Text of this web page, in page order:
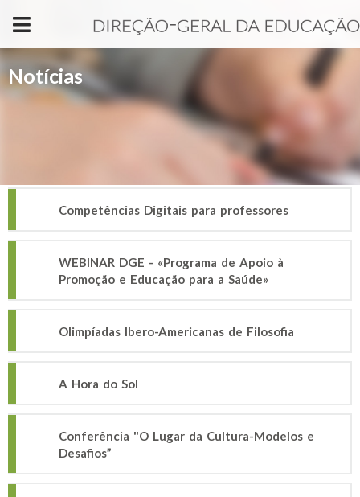
Notícias
Competências Digitais para professores
WEBINAR DGE - «Programa de Apoio à
Promoção e Educação para a Saúde»
Olimpíadas Ibero-Americanas de Filosofia
A Hora do Sol
Conferência "O Lugar da Cultura-Modelos e
Desafios”